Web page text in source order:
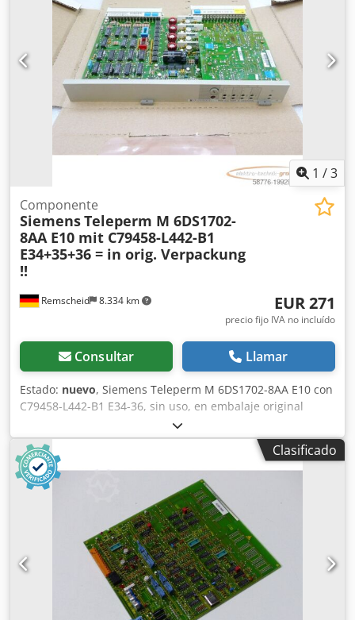
1 /3
Remscheid 8.334 km
Componente
SiemensTeleperm M 6DS1702-
8AA E10 mit C79458-L442-B1
E34+35+36 = in orig. Verpackung
!!
EUR 271
precio fijo IVA no incluído
Consultar Llamar
Estado: nuevo, Siemens Teleperm M 6DS1702-8AA E10 con
C79458-L442-B1 E34-36, sin uso, en embalaje original
Clasificado